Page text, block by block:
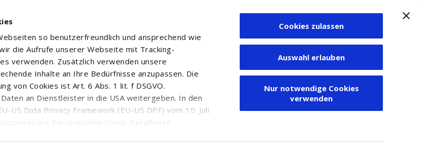
so benutzerfreundlich und ansprechend wie
die Aufrufe unserer Webseite mit Tracking-
verwenden. Zusätzlich verwenden unsere
Inhalte an Ihre Bedürfnisse anzupassen. Die
von Cookies ist Art. 6 Abs. 1 lit. f DSGVO.
an Dienstleister in die USA weitergeben. In den
US Data Privacy Framework (EU-US DPF) vom 10. Juli
zur Europäischen Union. Detaillierte
Cookies zulassen
Auswahl erlauben
Nur notwendige Cookies
verwenden
Zum Depot